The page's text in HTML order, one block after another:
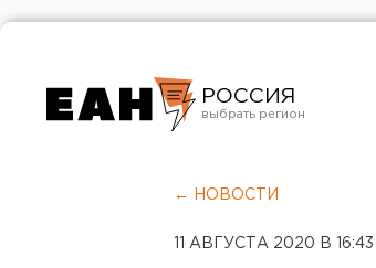
РОССИЯ
Челябинск
← НОВОСТИ
11 АВГУСТА 2020 В 16:43